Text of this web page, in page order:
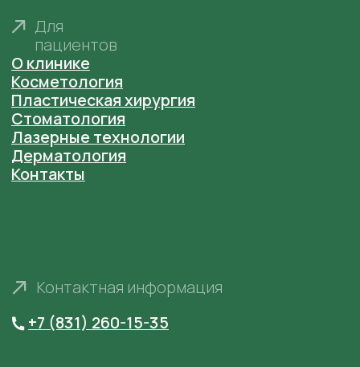
Имеются противопоказания. Необходима
консультация специалиста.
© «Анастасия». Клиника пластической хирургии.
Все права защищены.
копировать, распространять и использовать
фотографии с сайта.